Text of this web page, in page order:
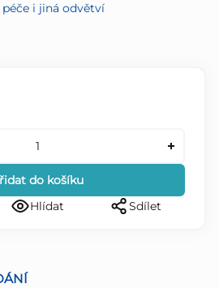
i jiná odvětví
do košíku
Hlídat Sdílet